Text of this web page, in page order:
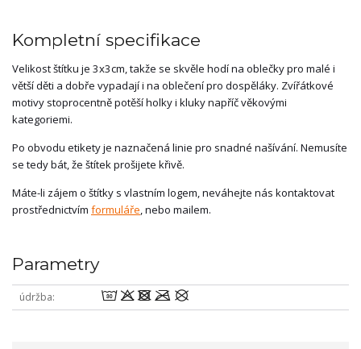
Kompletní specifikace
Velikost štítku je 3x3cm, takže se skvěle hodí na oblečky pro malé i
větší děti a dobře vypadají i na oblečení pro dospěláky. Zvířátkové
motivy stoprocentně potěší holky i kluky napříč věkovými
kategoriemi.
Po obvodu etikety je naznačená linie pro snadné našívání. Nemusíte
se tedy bát, že štítek prošijete křivě.
Máte-li zájem o štítky s vlastním logem, neváhejte nás kontaktovat
prostřednictvím formuláře, nebo mailem.
Parametry
údržba wodmU